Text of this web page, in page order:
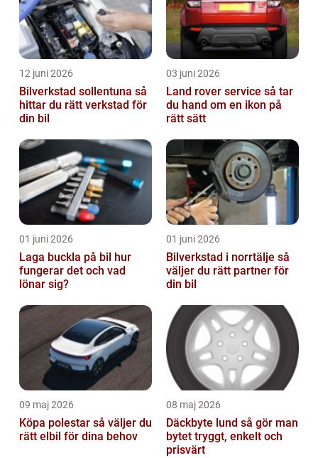
12 juni 2026
Bilverkstad sollentuna så
hittar du rätt verkstad för
din bil
03 juni 2026
Land rover service så tar
du hand om en ikon på
rätt sätt
01 juni 2026
Laga buckla på bil hur
fungerar det och vad
lönar sig?
01 juni 2026
Bilverkstad i norrtälje så
väljer du rätt partner för
din bil
09 maj 2026
Köpa polestar så väljer du
rätt elbil för dina behov
08 maj 2026
Däckbyte lund så gör man
bytet tryggt, enkelt och
prisvärt